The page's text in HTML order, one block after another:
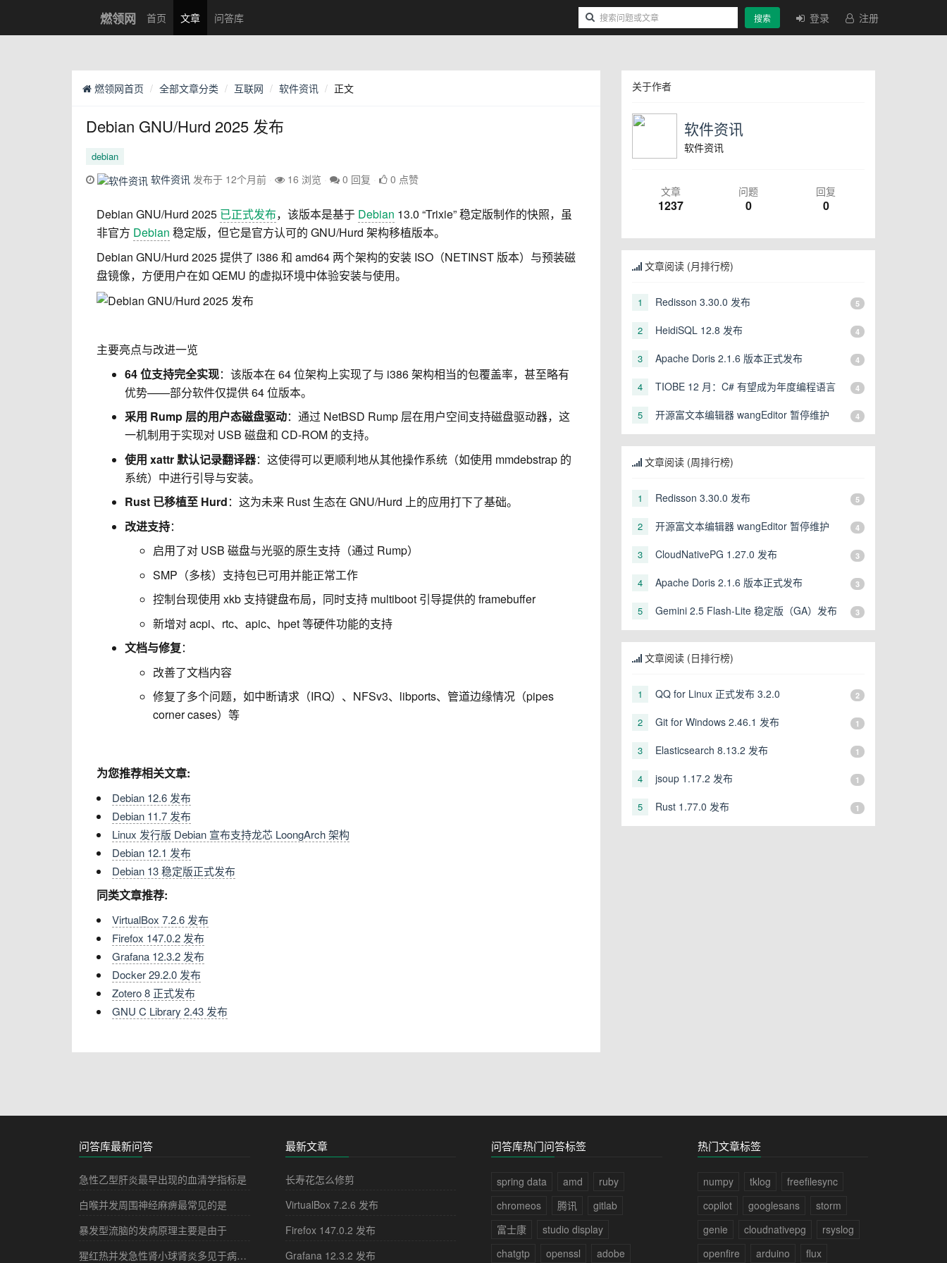
燃领网 首页 文章 问答库 搜索 登录 注册
燃领网首页 全部文章分类 互联网 软件资讯 正文
Debian GNU/Hurd 2025 发布
debian
软件资讯 发布于 12个月前 16 浏览 0 回复 0 点赞
Debian GNU/Hurd 2025 已正式发布，该版本是基于 Debian 13.0 “Trixie” 稳定版制作的快照，虽
非官方 Debian 稳定版，但它是官方认可的 GNU/Hurd 架构移植版本。
Debian GNU/Hurd 2025 提供了 i386 和 amd64 两个架构的安装 ISO（NETINST 版本）与预装磁
盘镜像，方便用户在如 QEMU 的虚拟环境中体验安装与使用。
主要亮点与改进一览
64 位支持完全实现：该版本在 64 位架构上实现了与 i386 架构相当的包覆盖率，甚至略有
优势——部分软件仅提供 64 位版本。
采用 Rump 层的用户态磁盘驱动：通过 NetBSD Rump 层在用户空间支持磁盘驱动器，这
一机制用于实现对 USB 磁盘和 CD-ROM 的支持。
使用 xattr 默认记录翻译器：这使得可以更顺利地从其他操作系统（如使用 mmdebstrap 的
系统）中进行引导与安装。
Rust 已移植至 Hurd：这为未来 Rust 生态在 GNU/Hurd 上的应用打下了基础。
改进支持：
启用了对 USB 磁盘与光驱的原生支持（通过 Rump）
SMP（多核）支持包已可用并能正常工作
控制台现使用 xkb 支持键盘布局，同时支持 multiboot 引导提供的 framebuffer
新增对 acpi、rtc、apic、hpet 等硬件功能的支持
文档与修复：
改善了文档内容
修复了多个问题，如中断请求（IRQ）、NFSv3、libports、管道边缘情况（pipes
corner cases）等
为您推荐相关文章:
Debian 12.6 发布
Debian 11.7 发布
Linux 发行版 Debian 宣布支持龙芯 LoongArch 架构
Debian 12.1 发布
Debian 13 稳定版正式发布
同类文章推荐:
VirtualBox 7.2.6 发布
Firefox 147.0.2 发布
Grafana 12.3.2 发布
Docker 29.2.0 发布
Zotero 8 正式发布
GNU C Library 2.43 发布
关于作者
软件资讯
软件资讯
文章
1237
问题
0
回复
0
文章阅读 (月排行榜)
1 Redisson 3.30.0 发布 5
2 HeidiSQL 12.8 发布 4
3 Apache Doris 2.1.6 版本正式发布 4
4 TIOBE 12 月：C# 有望成为年度编程语言 4
5 开源富文本编辑器 wangEditor 暂停维护 4
文章阅读 (周排行榜)
1 Redisson 3.30.0 发布 5
2 开源富文本编辑器 wangEditor 暂停维护 4
3 CloudNativePG 1.27.0 发布 3
4 Apache Doris 2.1.6 版本正式发布 3
5 Gemini 2.5 Flash-Lite 稳定版（GA）发布 3
文章阅读 (日排行榜)
1 QQ for Linux 正式发布 3.2.0 2
2 Git for Windows 2.46.1 发布 1
3 Elasticsearch 8.13.2 发布 1
4 jsoup 1.17.2 发布 1
5 Rust 1.77.0 发布 1
问答库最新问答
急性乙型肝炎最早出现的血清学指标是
白喉并发周围神经麻痹最常见的是
暴发型流脑的发病原理主要是由于
猩红热并发急性肾小球肾炎多见于病程的
最新文章
长寿花怎么修剪
VirtualBox 7.2.6 发布
Firefox 147.0.2 发布
Grafana 12.3.2 发布
问答库热门问答标签
spring data amd
ruby
chromeos
腾讯
gitlab
富士康
studio display
chatgtp
openssl adobe
热门文章标签
numpy tklog
freefilesync
copilot
googlesans
storm
genie
cloudnativepg
rsyslog
openfire
arduino flux